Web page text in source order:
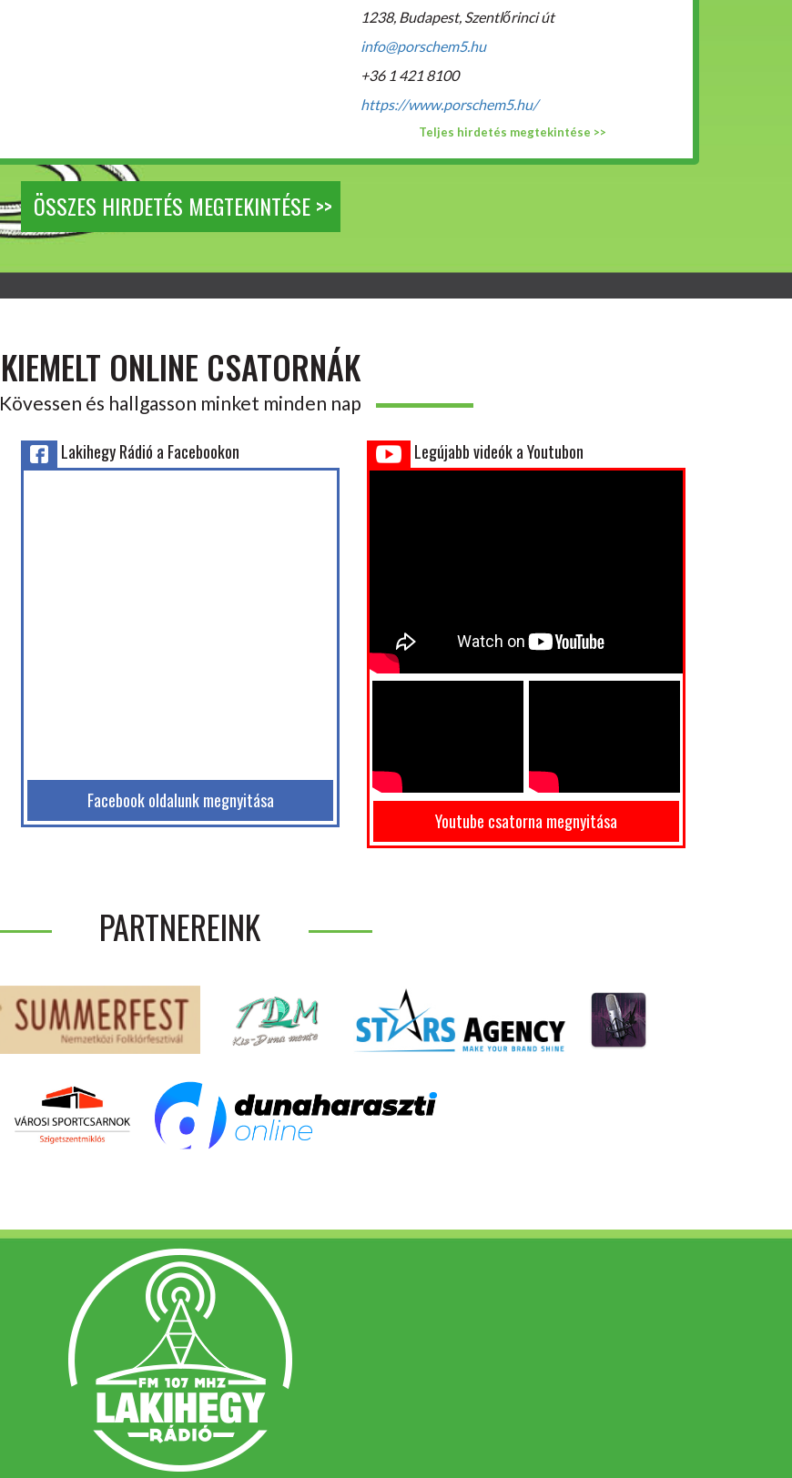
1238, Budapest, Szentlőrinci út
info@porschem5.hu
+36 1 421 8100
https://www.porschem5.hu/
Teljes hirdetés megtekintése >>
ÖSSZES HIRDETÉS MEGTEKINTÉSE >>
KIEMELT ONLINE CSATORNÁK
Kövessen és hallgasson minket minden nap
Lakihegy Rádió a Facebookon
Facebook oldalunk megnyitása
Legújabb videók a Youtubon
Youtube csatorna megnyitása
PARTNEREINK